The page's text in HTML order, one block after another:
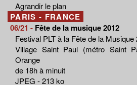
Agrandir le plan
PARIS - FRANCE
06/21 - Fête de la musique 2012
Festival PLT à la Fête de la Musique
Village Saint Paul (métro Saint
Orange
de 18h à minuit
JPEG - 213 ko